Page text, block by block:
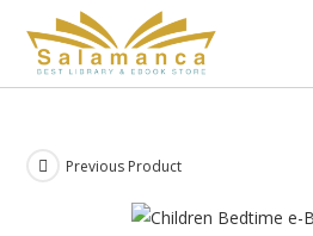
Previous Product